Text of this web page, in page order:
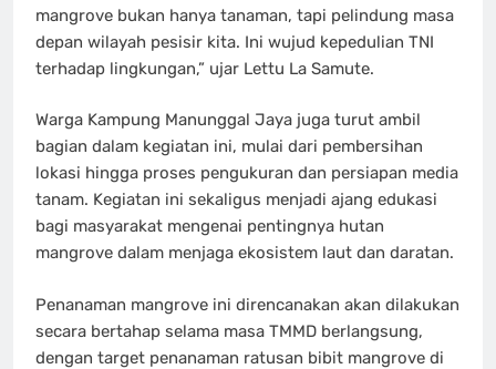
mangrove bukan hanya tanaman, tapi pelindung masa
depan wilayah pesisir kita. Ini wujud kepedulian TNI
terhadap lingkungan,” ujar Lettu La Samute.
Warga Kampung Manunggal Jaya juga turut ambil
bagian dalam kegiatan ini, mulai dari pembersihan
lokasi hingga proses pengukuran dan persiapan media
tanam. Kegiatan ini sekaligus menjadi ajang edukasi
bagi masyarakat mengenai pentingnya hutan
mangrove dalam menjaga ekosistem laut dan daratan.
Penanaman mangrove ini direncanakan akan dilakukan
secara bertahap selama masa TMMD berlangsung,
dengan target penanaman ratusan bibit mangrove di